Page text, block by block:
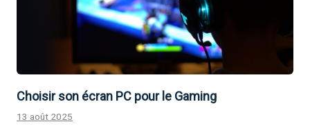
Choisir son écran PC pour le Gaming
13 août 2025